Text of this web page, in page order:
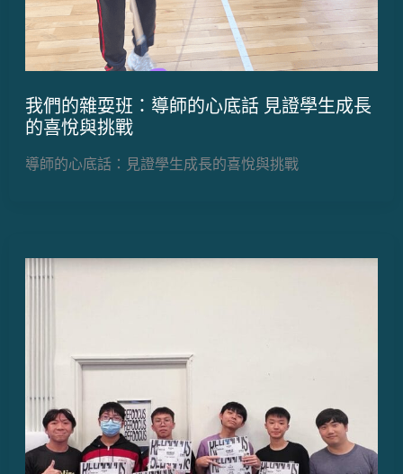
我們的雜耍班：導師的心底話 見證學生成長
的喜悅與挑戰
導師的心底話：見證學生成長的喜悅與挑戰